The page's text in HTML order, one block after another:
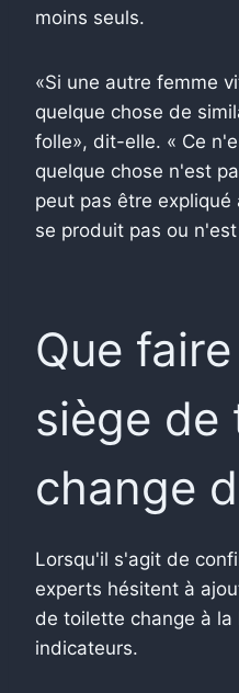
moins seuls.
«Si une autre femme
quelque chose de
folle», dit-elle. « Ce
quelque chose n'est
peut pas être expliqué
se produit pas ou
Que
siège de
change
Lorsqu'il s'agit de
experts hésitent à
de toilette change à la
indicateurs.